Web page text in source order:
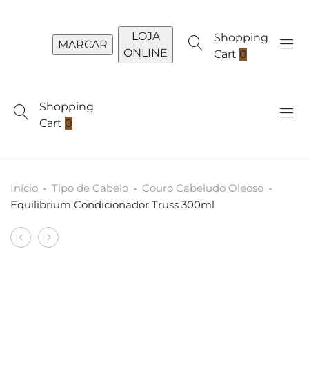
MARCAR
LOJA
ONLINE
Shopping
Cart 0
Shopping
Cart 0
Início Tipo de Cabelo
Couro Cabeludo Oleoso
Equilibrium Condicionador Truss 300ml
Produto
CurlyEquilibrium